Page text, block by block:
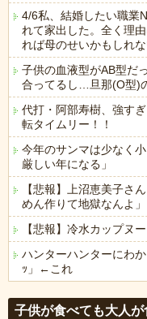
4/6私、結婚したい職業
れて家出した。全く理
れば母のせいかもしれ
子供の血液型がAB型だ
合ってるし…旦那(O型)
代打・阿部寿樹、強
転タイムリー！！
今年のサンマは少なく
厳しい年になる」
【悲報】上沼恵美子さ
めん作りて地獄なんよ」
【悲報】冷水カップヌ
ハンターハンターにわ
ｯ」←これ
子供が食べても大人